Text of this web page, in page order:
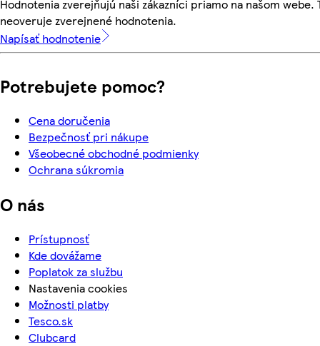
Hodnotenia zverejňujú naši zákazníci priamo na našom webe.
neoveruje zverejnené hodnotenia.
Napísať hodnotenie
Potrebujete pomoc?
Cena doručenia
Bezpečnosť pri nákupe
Všeobecné obchodné podmienky
Ochrana súkromia
O nás
Prístupnosť
Kde dovážame
Poplatok za službu
Nastavenia cookies
Možnosti platby
Tesco.sk
Clubcard